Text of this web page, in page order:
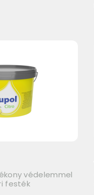
védelemmel
festék